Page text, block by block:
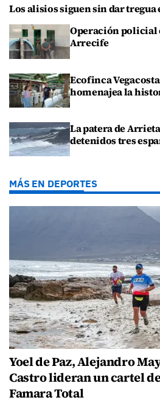
Los alisios siguen sin dar tregua
Operación policial
Arrecife
Ecofinca
homenajea la
La patera de
detenidos tres
MÁS EN DEPORTES
Yoel de Paz, Alejandro
Castro lideran un cartel
Famara Total